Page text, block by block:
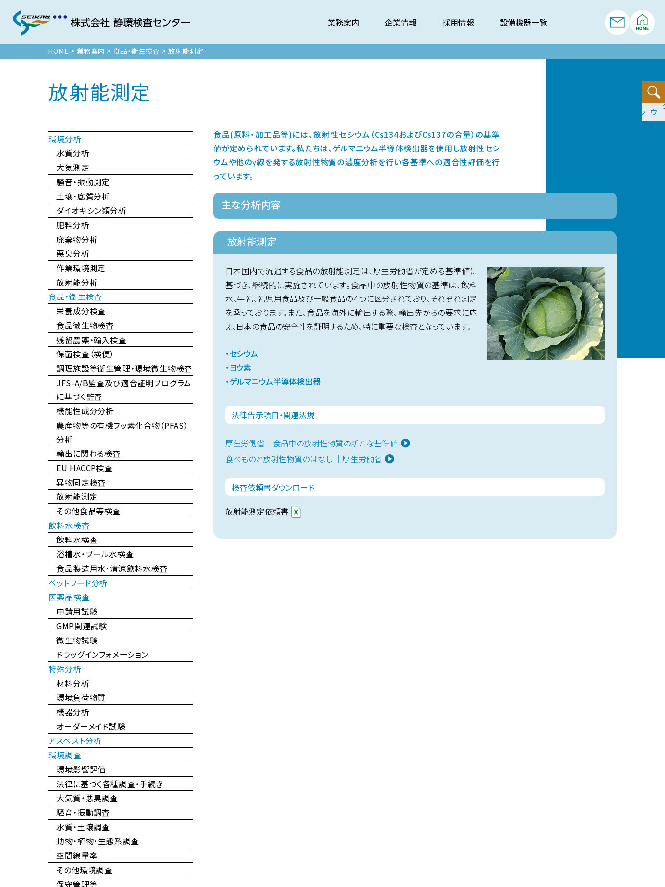
業務案内 企業情報 採用情報 設備機器一覧
HOME > 業務案内 > 食品・衛生検査 > 放射能測定
放射能測定
環境分析
水質分析
大気測定
騒音・振動測定
土壌・底質分析
ダイオキシン類分析
肥料分析
廃棄物分析
悪臭分析
作業環境測定
放射能分析
食品・衛生検査
栄養成分検査
食品微生物検査
残留農薬・輸入検査
保菌検査（検便）
調理施設等衛生管理・環境微生物検査
JFS-A/B監査及び適合証明プログラム
に基づく監査
機能性成分分析
農産物等の有機フッ素化合物（PFAS）
分析
輸出に関わる検査
EU HACCP検査
異物同定検査
放射能測定
その他食品等検査
飲料水検査
飲料水検査
浴槽水・プール水検査
食品製造用水･清涼飲料水検査
ペットフード分析
医薬品検査
申請用試験
GMP関連試験
微生物試験
ドラッグインフォメーション
特殊分析
材料分析
環境負荷物質
機器分析
オーダーメイド試験
アスベスト分析
環境調査
環境影響評価
法律に基づく各種調査・手続き
大気質・悪臭調査
騒音・振動調査
水質・土壌調査
動物・植物・生態系調査
空間線量率
その他環境調査
保守管理等
食品(原料・加工品等)には、放射性セシウム（Cs134およびCs137の合量）の基準
値が定められています。私たちは、ゲルマニウム半導体検出器を使用し放射性セシ
ウムや他のγ線を発する放射性物質の濃度分析を行い各基準への適合性評価を行
っています。
主な分析内容
放射能測定
日本国内で流通する食品の放射能測定は、厚生労働省が定める基準値に
基づき、継続的に実施されています。食品中の放射性物質の基準は、飲料
水、牛乳、乳児用食品及び一般食品の４つに区分されており、それぞれ測定
を承っております。また、食品を海外に輸出する際、輸出先からの要求に応
え、日本の食品の安全性を証明するため、特に重要な検査となっています。
・セシウム
・ヨウ素
・ゲルマニウム半導体検出器
法律告示項目・関連法規
厚生労働省 食品中の放射性物質の新たな基準値
食べものと放射性物質のはなし ｜厚生労働省
検査依頼書ダウンロード
放射能測定依頼書